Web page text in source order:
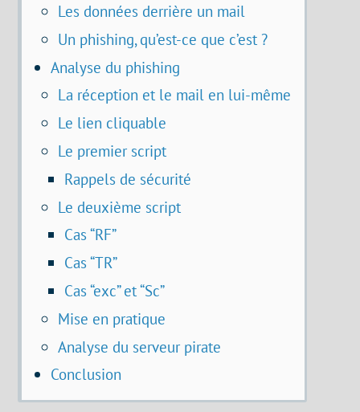
Les données derrière un mail
Un phishing, qu’est-ce que c’est ?
Analyse du phishing
La réception et le mail en lui-même
Le lien cliquable
Le premier script
Rappels de sécurité
Le deuxième script
Cas “RF”
Cas “TR”
Cas “exc” et “Sc”
Mise en pratique
Analyse du serveur pirate
Conclusion